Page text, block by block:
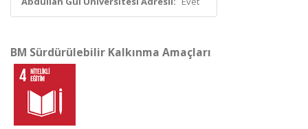
BM Sürdürülebilir Kalkınma Amaçları